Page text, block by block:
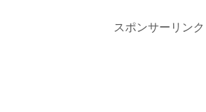
スポンサーリンク